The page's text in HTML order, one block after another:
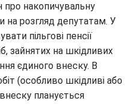
про накопичувальну
на розгляд депутатам. У
пільгові пенсії
зайнятих на шкідливих
єдиного внеску. В
(особливо шкідливі або
планується